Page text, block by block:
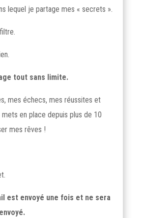
lequel je partage mes « secrets ».
tout sans limite.
mes échecs, mes réussites et
en place depuis plus de 10
mes rêves !
est envoyé une fois et ne sera